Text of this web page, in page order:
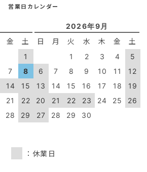
営業日カレンダー
金 土
1
7
8
14
15
21
22
28
29
2026年9月
日 月 火 水 木 金 土
1 2 3 4
5
6
7 8 9 10 11
12
13
14 15 16 17 18
19
20
21 22 23 24 25
26
27
28 29 30
：休業日